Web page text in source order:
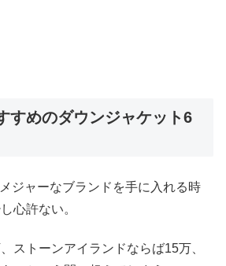
すめのダウンジャケット6
ジャーなブランドを手に入れる時
心許ない。
ストーンアイランドならば15万、